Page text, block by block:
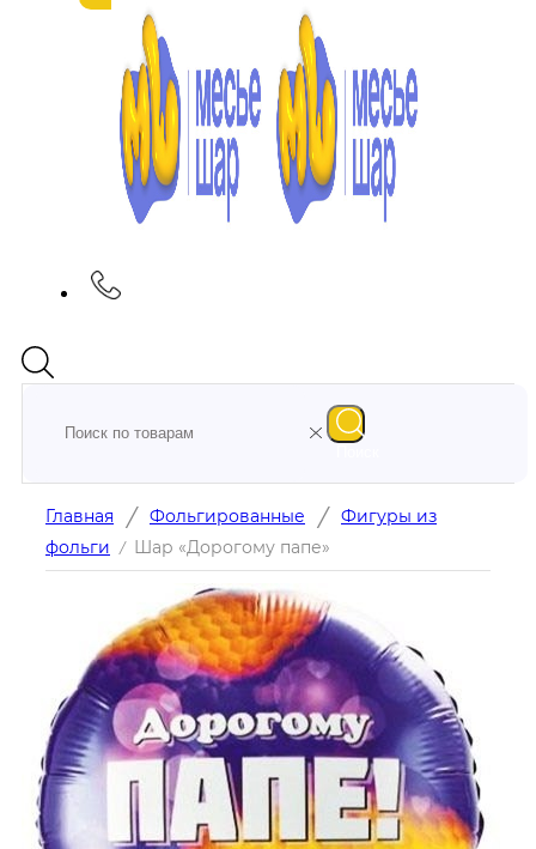
Главная / Фольгированные / Фигуры из
фольги / Шар «Дорогому папе»